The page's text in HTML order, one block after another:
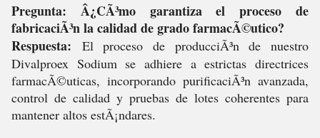
Pregunta: Â¿CÃ³mo garantiza el proceso de
fabricaciÃ³n la calidad de grado farmacÃ©utico?
Respuesta: El proceso de producciÃ³n de nuestro
Divalproex Sodium se adhiere a estrictas directrices
farmacÃ©uticas, incorporando purificaciÃ³n avanzada,
control de calidad y pruebas de lotes coherentes para
mantener altos estÃ¡ndares.